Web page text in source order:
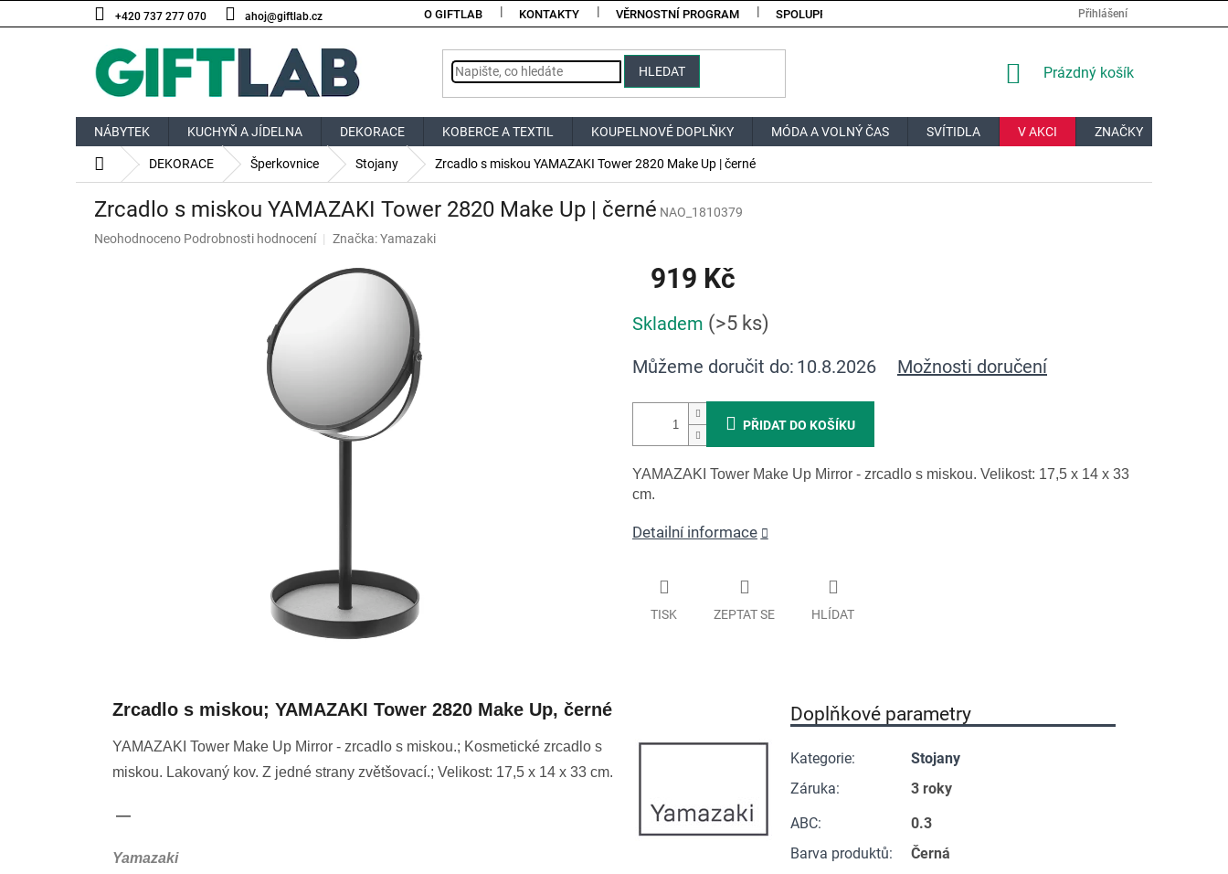
na
+420 737 277 070 ahoj@giftlab.cz O GIFTLAB KONTAKTY VĚRNOSTNÍ PROGRAM SPOLUPRÁCE JAK NAKUPOVAT?Přihlášení
HLEDAT
NÁKUPNÍ
Prázdný košík
NÁBYTEK KUCHYŇ A JÍDELNA DEKORACE KOBERCE A TEXTIL KOUPELNOVÉ DOPLŇKY MÓDA A VOLNÝ ČAS SVÍTIDLA V AKCI ZNAČKY
Domů DEKORACE Šperkovnice Stojany Zrcadlo s miskou YAMAZAKI Tower 2820 Make Up | černé
Zrcadlo s miskou YAMAZAKI Tower 2820 Make Up | černé NAO_1810379
Průměrné
Neohodnoceno Podrobnosti hodnocení Značka:Yamazaki
919 Kč
cena:
Skladem (>5 ks)
Můžeme doručit do: 10.8.2026 Možnosti doručení
PŘIDAT DO KOŠÍKU
YAMAZAKI Tower Make Up Mirror - zrcadlo s miskou. Velikost: 17,5 x 14 x 33
cm.
Detailní informace
TISK ZEPTAT SE HLÍDAT
Zrcadlo s miskou; YAMAZAKI Tower 2820 Make Up, černé
YAMAZAKI Tower Make Up Mirror - zrcadlo s miskou.; Kosmetické zrcadlo s
miskou. Lakovaný kov. Z jedné strany zvětšovací.; Velikost: 17,5 x 14 x 33 cm.
—
Yamazaki
Doplňkové parametry
Kategorie:
Stojany
Záruka:
3 roky
ABC:
0.3
Barva produktů:
Černá